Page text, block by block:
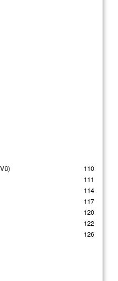
110
111
114
117
120
122
126